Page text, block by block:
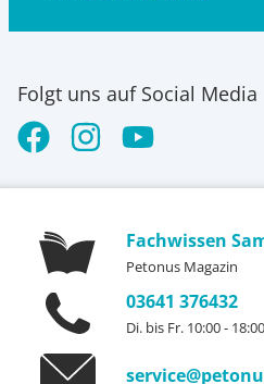
Folgt uns auf Social Media
Fachwissen
Petonus Magazin
03641 376432
Di. bis Fr. 10:00 -